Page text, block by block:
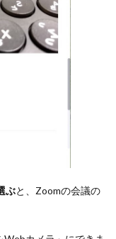
ぶと、Zoomの会議の